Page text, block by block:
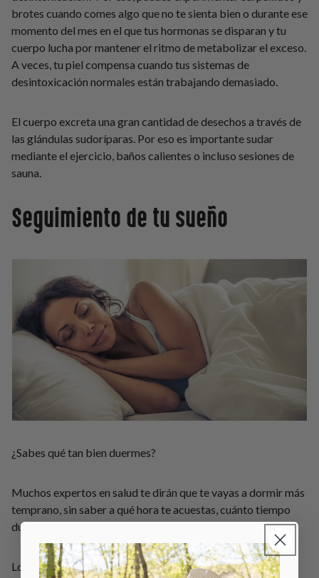
brotes cuando comes algo que no te sienta bien o durante ese
momento del mes en el que tus hormonas se disparan y tu
cuerpo lucha por mantener el ritmo de metabolizar el exceso.
A veces, tu piel compensa cuando tus sistemas de
desintoxicación normales están trabajando demasiado.
El cuerpo excreta una gran cantidad de desechos a través de
las glándulas sudoríparas. Por eso es importante sudar
mediante el ejercicio, baños calientes o incluso sesiones de
sauna.
Seguimiento de tu sueño
¿Sabes qué tan bien duermes?
Muchos expertos en salud te dirán que te vayas a dormir más
temprano, sin saber a qué hora te acuestas, cuánto tiempo
duermes o cómo te sientes cuando te despiertas.
Los consejos sobre el sueño no son universales. Para saber